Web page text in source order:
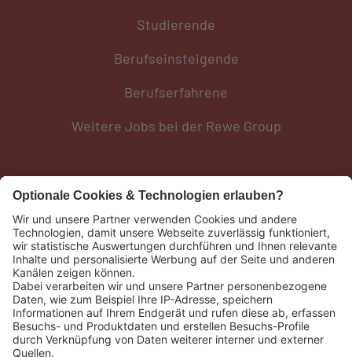
Studierende
Berufseinsteigende
Berufserfahrene
Weitere Jobs bei der Rewe Group
Social Media
Weiteres
REWE Group